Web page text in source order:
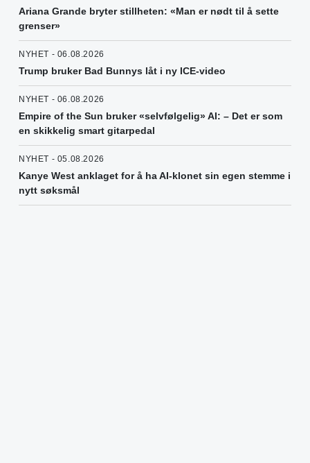
Ariana Grande bryter stillheten: «Man er nødt til å sette
grenser»
NYHET - 06.08.2026
Trump bruker Bad Bunnys låt i ny ICE-video
NYHET - 06.08.2026
Empire of the Sun bruker «selvfølgelig» AI: – Det er som
en skikkelig smart gitarpedal
NYHET - 05.08.2026
Kanye West anklaget for å ha AI-klonet sin egen stemme i
nytt søksmål